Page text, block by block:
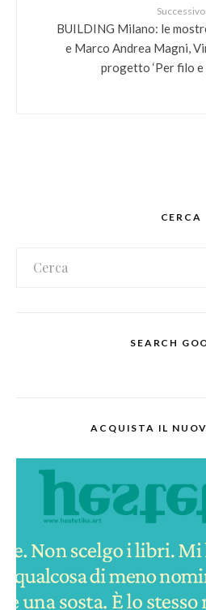
Successivo
BUILDING Milano: le
e Marco Andrea Magni,
progetto ‘Per filo e
CERCA
SEARCH
ACQUISTA IL